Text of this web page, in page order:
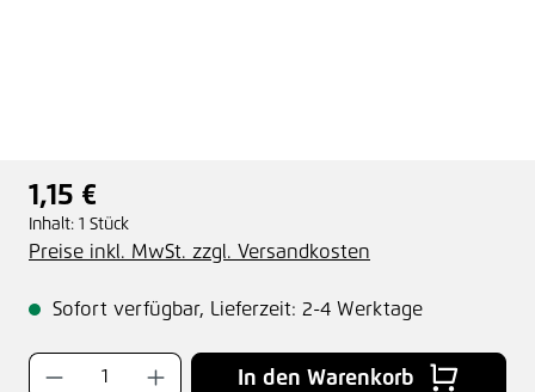
Regulärer Preis:
1,15 €
Inhalt: 1 Stück
Preise inkl. MwSt. zzgl. Versandkosten
Sofort verfügbar, Lieferzeit: 2-4 Werktage
Produkt Anzahl: Gib den gewünschten
In den Warenkorb